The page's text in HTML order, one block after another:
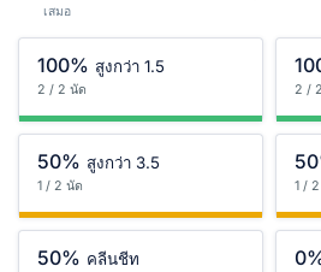
เสมอ
100% สูงกว่า 1.5
2 / 2 นัด 2 /
50% สูงกว่า 3.5
1 / 2 นัด 1 /
50% คลีนชีท